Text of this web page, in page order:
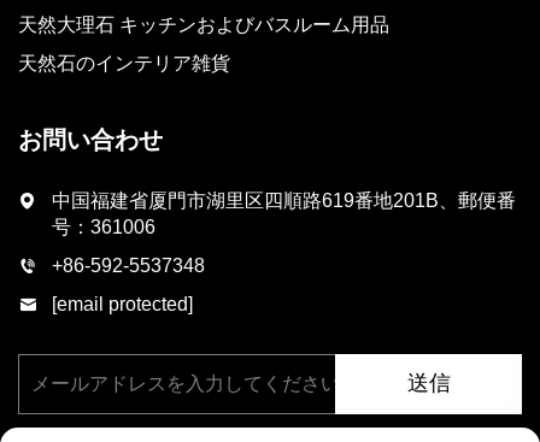
天然大理石 キッチンおよびバスルーム用品
天然石のインテリア雑貨
お問い合わせ
中国福建省厦門市湖里区四順路619番地201B、郵便番
号：361006
+86-592-5537348
[email protected]
送信